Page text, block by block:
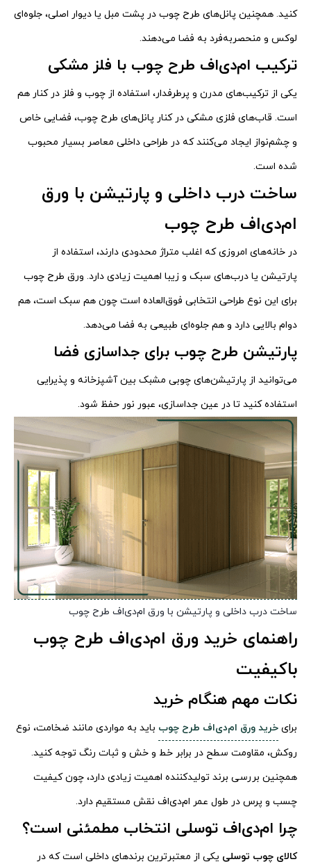
کنید. همچنین پانل‌های طرح چوب در پشت مبل یا دیوار اصلی، جلوه‌ای
لوکس و منحصربه‌فرد به فضا می‌دهند.
ترکیب ام‌دی‌اف طرح چوب با فلز مشکی
یکی از ترکیب‌های مدرن و پرطرفدار، استفاده از چوب و فلز در کنار هم
است. قاب‌های فلزی مشکی در کنار پانل‌های طرح چوب، فضایی خاص
و چشم‌نواز ایجاد می‌کنند که در طراحی داخلی معاصر بسیار محبوب
شده است.
ساخت درب داخلی و پارتیشن با ورق
ام‌دی‌اف طرح چوب
در خانه‌های امروزی که اغلب متراژ محدودی دارند، استفاده از
پارتیشن یا درب‌های سبک و زیبا اهمیت زیادی دارد. ورق طرح چوب
برای این نوع طراحی انتخابی فوق‌العاده است چون هم سبک است، هم
دوام بالایی دارد و هم جلوه‌ای طبیعی به فضا می‌دهد.
پارتیشن طرح چوب برای جداسازی فضا
می‌توانید از پارتیشن‌های چوبی مشبک بین آشپزخانه و پذیرایی
استفاده کنید تا در عین جداسازی، عبور نور حفظ شود.
ساخت درب داخلی و پارتیشن با ورق ام‌دی‌اف طرح چوب
راهنمای خرید ورق ام‌دی‌اف طرح چوب
باکیفیت
نکات مهم هنگام خرید
برای خرید ورق ام‌دی‌اف طرح چوب باید به مواردی مانند ضخامت، نوع
روکش، مقاومت سطح در برابر خط و خش و ثبات رنگ توجه کنید.
همچنین بررسی برند تولیدکننده اهمیت زیادی دارد، چون کیفیت
چسب و پرس در طول عمر ام‌دی‌اف نقش مستقیم دارد.
چرا ام‌دی‌اف توسلی انتخاب مطمئنی است؟
کالای چوب توسلی یکی از معتبرترین برندهای داخلی است که در